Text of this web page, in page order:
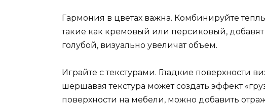
Гармония в цветах важна. Комбинируйте
такие как кремовый или персиковый,
голубой, визуально увеличат объем.
Играйте с текстурами. Гладкие поверхности
шершавая текстура может создать эффект
поверхности на мебели, можно добавить